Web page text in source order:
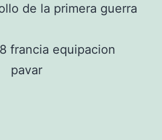
de la primera guerra